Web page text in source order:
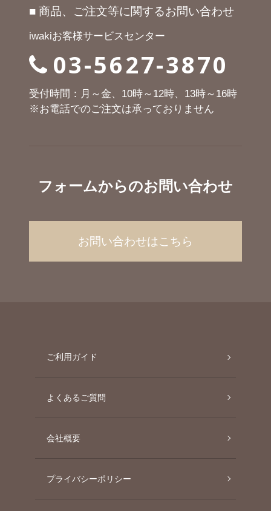
■ 商品、ご注文等に関するお問い合わせ
iwakiお客様サービスセンター
03-5627-3870
受付時間：月～金、10時～12時、13時～16時
※お電話でのご注文は承っておりません
フォームからのお問い合わせ
お問い合わせはこちら
ご利用ガイド
よくあるご質問
会社概要
プライバシーポリシー